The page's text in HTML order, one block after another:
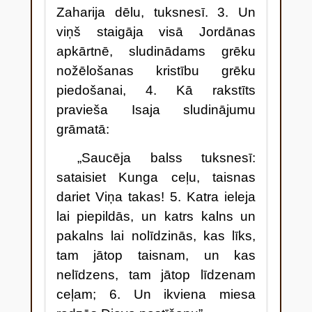
Zaharija dēlu, tuksnesī. 3. Un
viņš staigāja visā Jordānas
apkārtnē, sludinādams grēku
nožēlošanas kristību grēku
piedošanai, 4. Kā rakstīts
pravieša Isaja sludinājumu
grāmatā:
„Saucēja balss tuksnesī:
sataisiet Kunga ceļu, taisnas
dariet Viņa takas! 5. Katra ieleja
lai piepildās, un katrs kalns un
pakalns lai nolīdzinās, kas līks,
tam jātop taisnam, un kas
nelīdzens, tam jātop līdzenam
ceļam; 6. Un ikviena miesa